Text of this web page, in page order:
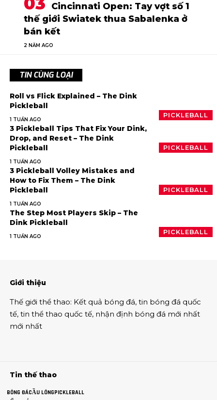
Cincinnati Open: Tay vợt số 1
thế giới Swiatek thua Sabalenka ở
bán kết
2 NĂM AGO
TIN CÙNG LOẠI
PICKLEBALL
Roll vs Flick Explained – The Dink
Pickleball
1 TUẦN AGO
PICKLEBALL
3 Pickleball Tips That Fix Your Dink,
Drop, and Reset – The Dink
Pickleball
1 TUẦN AGO
PICKLEBALL
3 Pickleball Volley Mistakes and
How to Fix Them – The Dink
Pickleball
1 TUẦN AGO
PICKLEBALL
The Step Most Players Skip – The
Dink Pickleball
1 TUẦN AGO
Giới thiệu
Thế giới thể thao: Kết quả bóng đá, tin bóng đá quốc
tế, tin thể thao quốc tế, nhận định bóng đá mới nhất
mới nhất
Tin thế thao
BÓNG ĐÁCẦU LÔNGPICKLEBALL